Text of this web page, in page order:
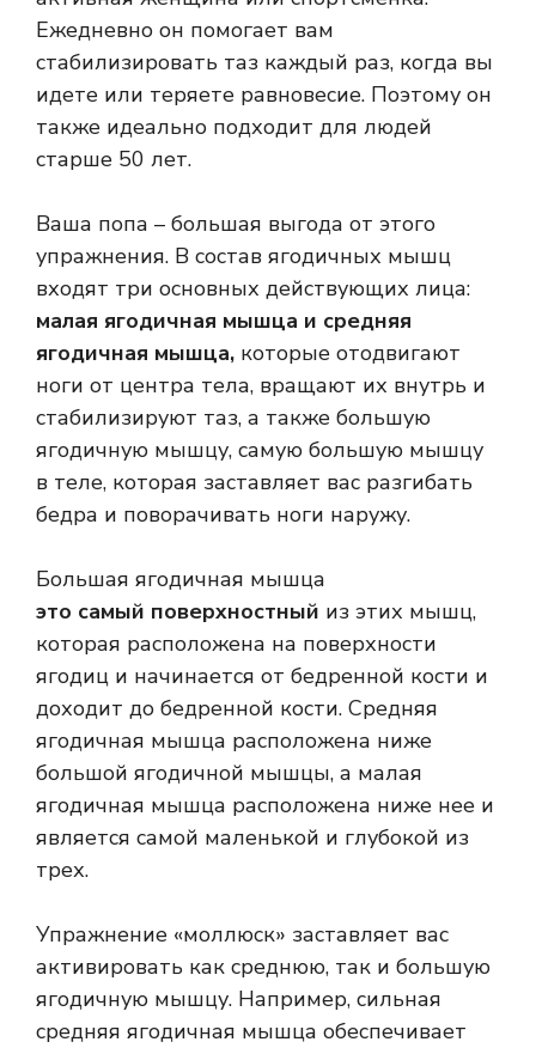
Ежедневно он помогает вам
стабилизировать таз каждый раз, когда вы
идете или теряете равновесие. Поэтому он
также идеально подходит для людей
старше 50 лет.
Ваша попа – большая выгода от этого
упражнения. В состав ягодичных мышц
входят три основных действующих лица:
малая ягодичная мышца и средняя
ягодичная мышца, которые отодвигают
ноги от центра тела, вращают их внутрь и
стабилизируют таз, а также большую
ягодичную мышцу, самую большую мышцу
в теле, которая заставляет вас разгибать
бедра и поворачивать ноги наружу.
Большая ягодичная мышца
это самый поверхностный из этих мышц,
которая расположена на поверхности
ягодиц и начинается от бедренной кости и
доходит до бедренной кости. Средняя
ягодичная мышца расположена ниже
большой ягодичной мышцы, а малая
ягодичная мышца расположена ниже нее и
является самой маленькой и глубокой из
трех.
Упражнение «моллюск» заставляет вас
активировать как среднюю, так и большую
ягодичную мышцу. Например, сильная
средняя ягодичная мышца обеспечивает